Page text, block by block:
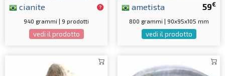
cianite
940 grammi | 9 prodotti
vedi il prodotto
59€
ametista
800 grammi | 90x95x105 mm
vedi il prodotto